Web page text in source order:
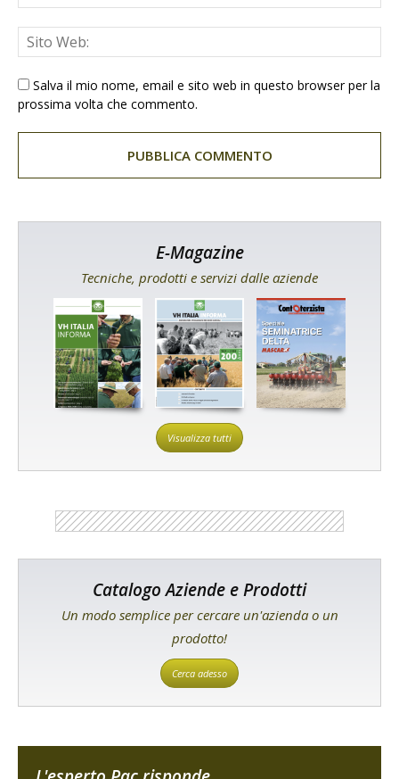
Salva il mio nome, email e sito web in questo browser per la
prossima volta che commento.
E-Magazine
Tecniche, prodotti e servizi dalle aziende
Visualizza tutti
Catalogo Aziende e Prodotti
Un modo semplice per cercare un'azienda o un
prodotto!
Cerca adesso